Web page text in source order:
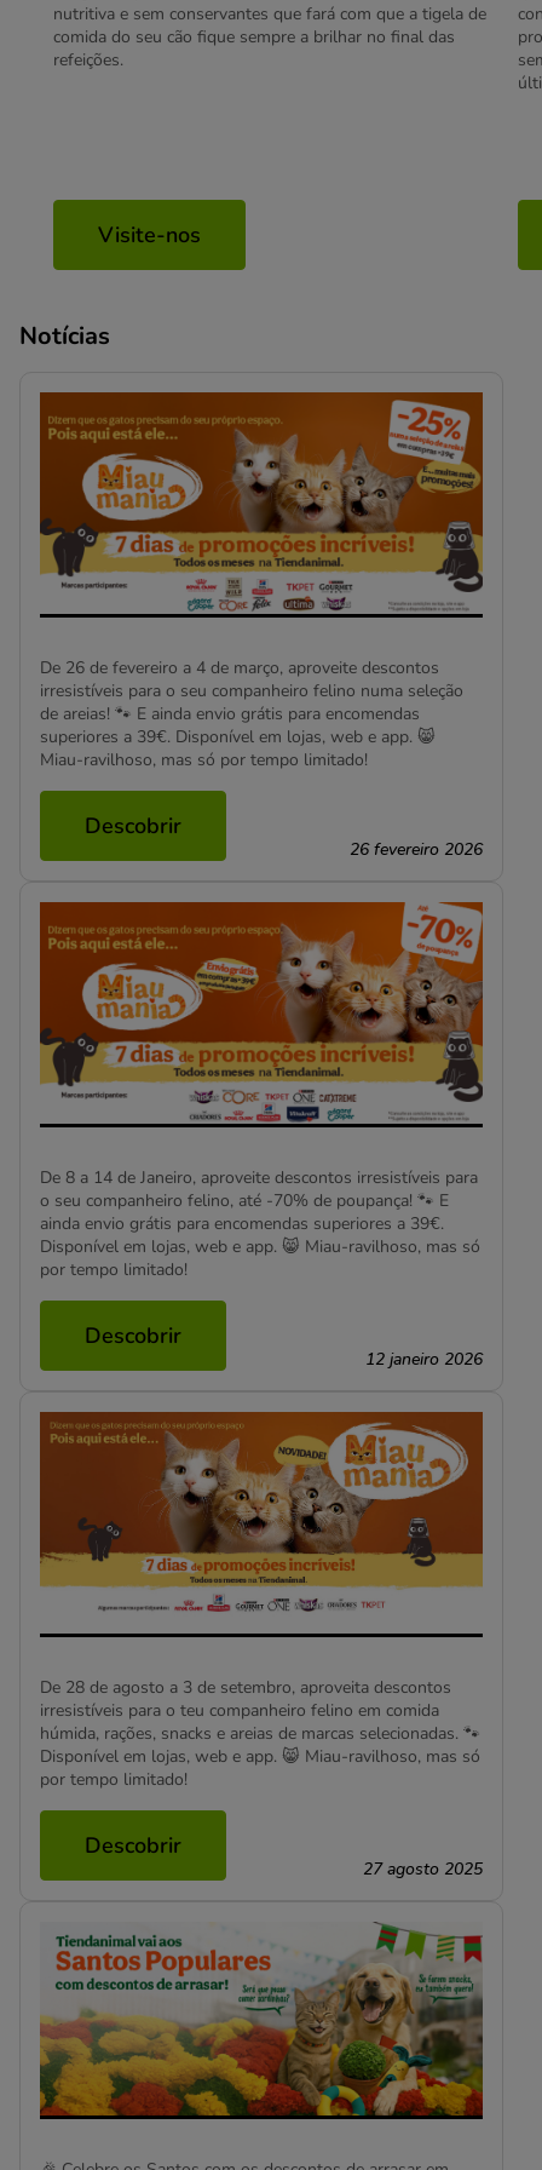
nutritiva e sem conservantes que fará com que a tigela de
comida do seu cão fique sempre a brilhar no final das
refeições.
Visite-nos
Notícias
De 26 de fevereiro a 4 de março, aproveite descontos
irresistíveis para o seu companheiro felino numa seleção
de areias! 🐾 E ainda envio grátis para encomendas
superiores a 39€. Disponível em lojas, web e app. 😸
Miau-ravilhoso, mas só por tempo limitado!
Descobrir
26 fevereiro 2026
De 8 a 14 de Janeiro, aproveite descontos irresistíveis para
o seu companheiro felino, até -70% de poupança! 🐾 E
ainda envio grátis para encomendas superiores a 39€.
Disponível em lojas, web e app. 😸 Miau-ravilhoso, mas só
por tempo limitado!
Descobrir
12 janeiro 2026
De 28 de agosto a 3 de setembro, aproveita descontos
irresistíveis para o teu companheiro felino em comida
húmida, rações, snacks e areias de marcas selecionadas. 🐾
Disponível em lojas, web e app. 😸 Miau-ravilhoso, mas só
por tempo limitado!
Descobrir
27 agosto 2025